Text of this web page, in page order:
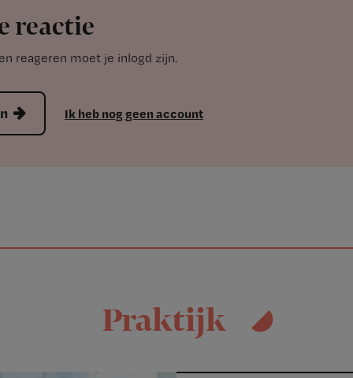
reactie
reageren moet je inlogd zijn.
Ik heb nog geen account
Praktijk